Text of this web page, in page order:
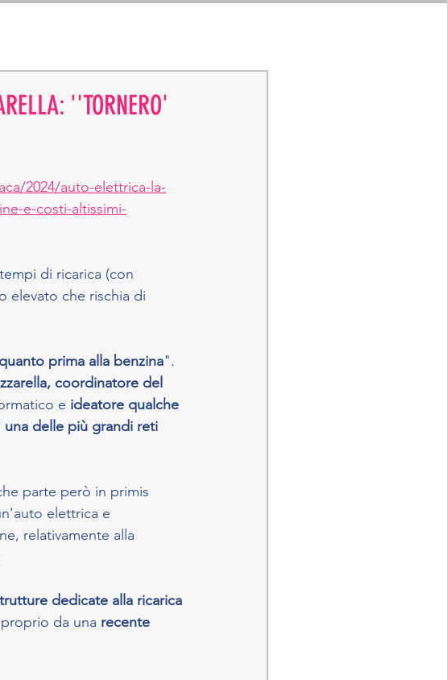
''TORNERO'
2024/auto-elettrica-la-
e-costi-altissimi-
di ricarica (con
elevato che rischia di
prima alla benzina".
coordinatore del
e ideatore qualche
una delle più grandi reti
parte però in primis
elettrica e
relativamente alla
dedicate alla ricarica
da una recente